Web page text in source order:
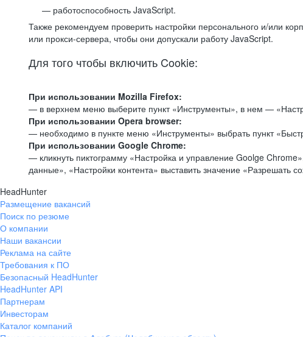
работоспособность JavaScript.
Также рекомендуем проверить настройки персонального и/или
или прокси-сервера, чтобы они допускали работу JavaScript.
Для того чтобы включить Cookie:
При использовании Mozilla Firefox:
— в верхнем меню выберите пункт «Инструменты», в нем —
При использовании Opera browser:
— необходимо в пункте меню «Инструменты» выбрать пункт
При использовании Google Chrome:
— кликнуть пиктограмму «Настройка и управление Goolge
данные», «Настройки контента» выставить значение «Разрешать
HeadHunter
Размещение вакансий
Поиск по резюме
О компании
Наши вакансии
Реклама на сайте
Требования к ПО
Безопасный HeadHunter
HeadHunter API
Партнерам
Инвесторам
Каталог компаний